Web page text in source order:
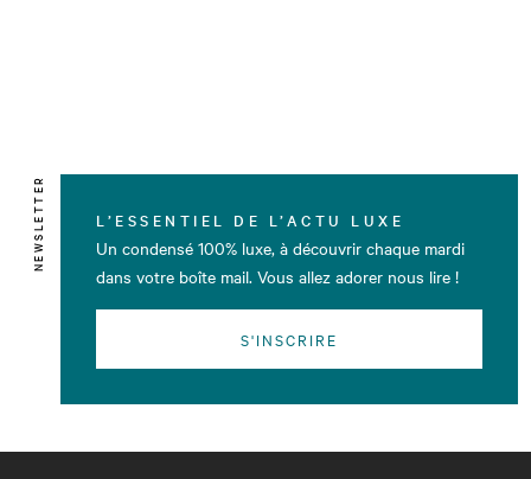
NEWSLETTER L’ESSENTIEL DE L’ACTU LUXE
Un condensé 100% luxe, à découvrir chaque mardi
dans votre boîte mail. Vous allez adorer nous lire !
S'INSCRIRE